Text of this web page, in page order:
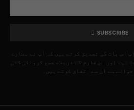
SUBSCRIBE
اس بات کی تصدیق کرتے ہیں کہ آپ نے ہمارے
ہے اور اس فارم کے ذریعے جمع کروائی گئی
سے ان سے اتفاق کرتے ہیں۔